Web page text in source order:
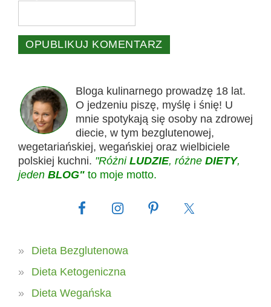
Bloga kulinarnego prowadzę 18 lat.
O jedzeniu piszę, myślę i śnię! U
mnie spotykają się osoby na zdrowej
diecie, w tym bezglutenowej,
wegetariańskiej, wegańskiej oraz wielbiciele
polskiej kuchni. "Różni LUDZIE, różne DIETY,
jeden BLOG" to moje motto.
Dieta Bezglutenowa
Dieta Ketogeniczna
Dieta Wegańska